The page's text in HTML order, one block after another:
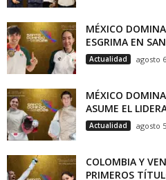
MÉXICO
ESGRIMA EN
Actualidad agosto
MÉXICO
ASUME EL
Actualidad agosto
COLOMBIA Y
PRIMEROS